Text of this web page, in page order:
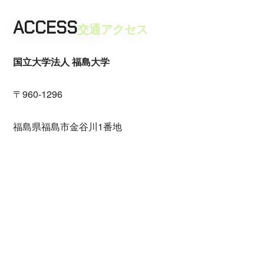
ACCESS交通アクセス
国立大学法人 福島大学
〒960-1296
福島県福島市金谷川1番地